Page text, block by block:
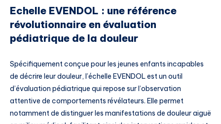
Echelle EVENDOL : une référence
révolutionnaire en évaluation
pédiatrique de la douleur
Spécifiquement conçue pour les jeunes enfants incapables
de décrire leur douleur, l’échelle EVENDOL est un outil
d’évaluation pédiatrique qui repose sur l’observation
attentive de comportements révélateurs. Elle permet
notamment de distinguer les manifestations de douleur aiguë